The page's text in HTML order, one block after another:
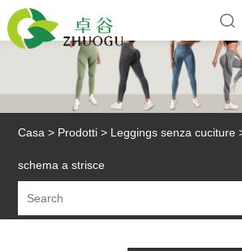
Casa > Prodotti > Leggings senza cuciture
schema a strisce